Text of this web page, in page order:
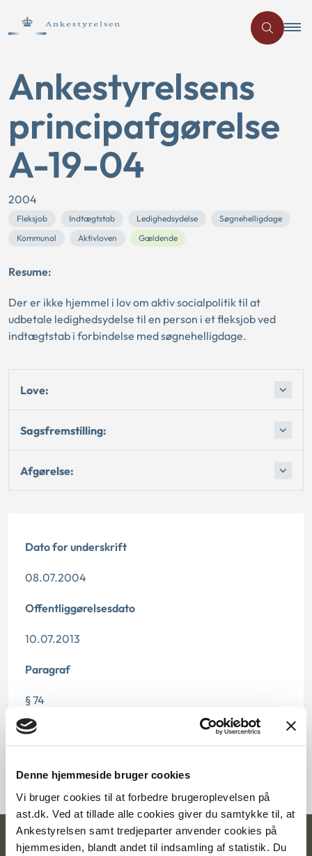
Denne hjemmeside bruger cookies
Vi bruger cookies til at forbedre brugeroplevelsen på
ast.dk. Ved at tillade alle cookies giver du samtykke til, at
Ankestyrelsen samt tredjeparter anvender cookies på
hjemmesiden, blandt andet til indsamling af statistik. Du
Ankestyrelsens
principafgørelse
A-19-04
2004
Fleksjob Indtægtstab Ledighedsydelse
Søgnehelligdage
Kommunal
Aktivloven Gældende
Resume:
Der er ikke hjemmel i lov om aktiv socialpolitik til at
udbetale ledighedsydelse til en person i et fleksjob ved
indtægtstab i forbindelse med søgnehelligdage.
Love:
Sagsfremstilling:
Afgørelse:
Dato for underskrift
08.07.2004
Offentliggørelsesdato
10.07.2013
Paragraf
§ 74
Journalnummer
Ankestyrelsen